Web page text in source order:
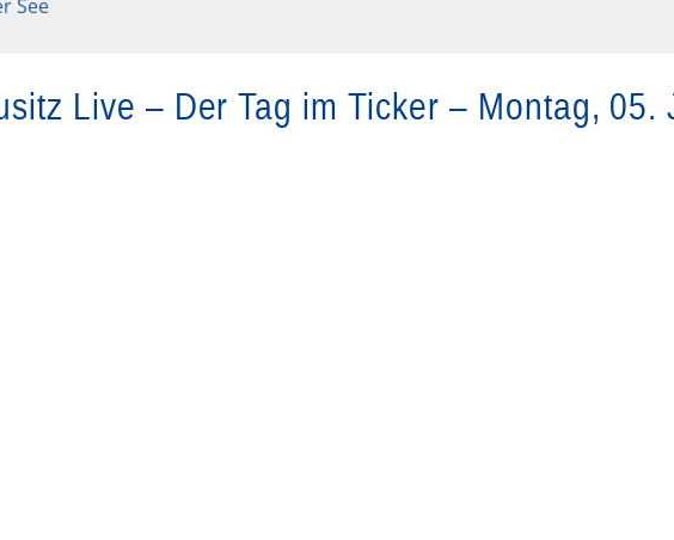
Live – Der Tag im Ticker – Montag, 05.